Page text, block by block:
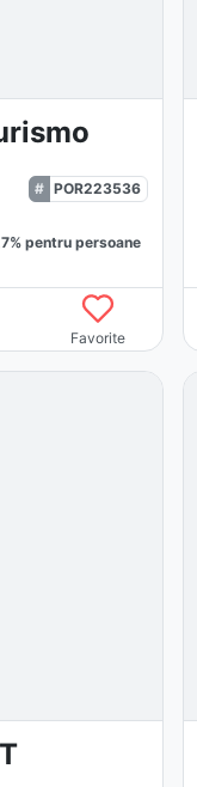
POR223536
% pentru persoane
Favorite